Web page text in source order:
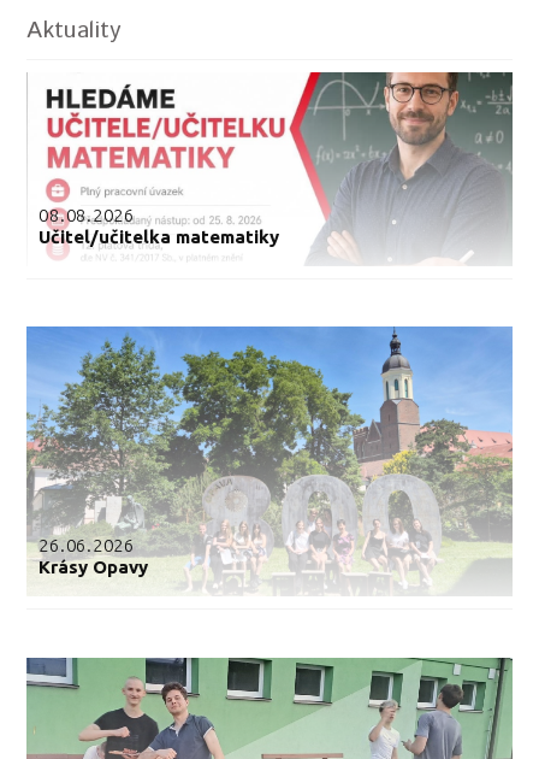
Aktuality
08.08.2026
Učitel/učitelka matematiky
26.06.2026
Krásy Opavy